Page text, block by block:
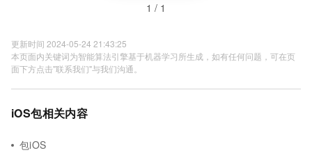
1 / 1
更新时间 2024-05-24 21:43:25
本页面内关键词为智能算法引擎基于机器学习所生成，如有任何问题，可在页
面下方点击"联系我们"与我们沟通。
iOS包相关内容
包iOS